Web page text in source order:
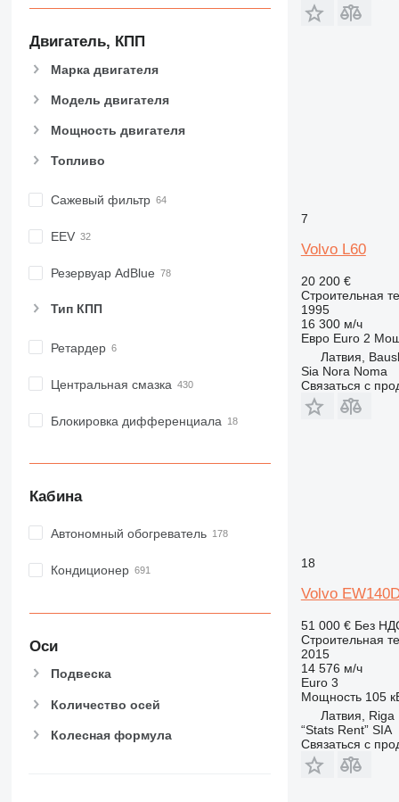
CB
D series
E-series
IT
M-series
NR
RM
Двигатель, КПП
Марка двигателя
Модель двигателя
Мощность двигателя
Топливо
Сажевый фильтр
EEV
Резервуар AdBlue
Тип КПП
Ретардер
Центральная смазка
Блокировка дифференциала
Кабина
Автономный обогреватель
Кондиционер
Оси
Подвеска
Количество осей
Колесная формула
7
Volvo L60
20 200 €
Строительная
1995
16 300 м/ч
Евро Euro 2
Латвия,
Sia Nora Noma
Связаться с
18
Volvo
51 000 € Без
Строительная
2015
14 576 м/ч
Euro 3
Мощность 105
Латвия, Riga
“Stats Rent” SIA
Связаться с